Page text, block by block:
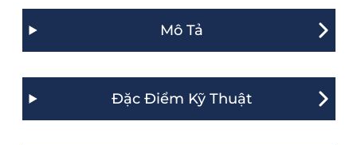
Mô Tả
Đặc Điểm Kỹ Thuật